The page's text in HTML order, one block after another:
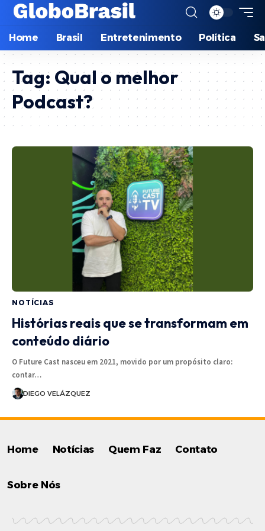
Home Brasil Entretenimento Política
Tag: Qual o melhor
Podcast?
NOTÍCIAS
Histórias reais que se transformam em
conteúdo diário
O Future Cast nasceu em 2021, movido por um propósito claro:
contar…
DIEGO VELÁZQUEZ
Home Notícias Quem Faz Contato
Sobre Nós